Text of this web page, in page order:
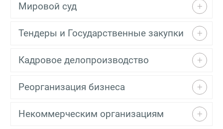
Мировой суд
Тендеры и Государственные закупки
Кадровое делопроизводство
Реорганизация бизнеса
Некоммерческим организациям